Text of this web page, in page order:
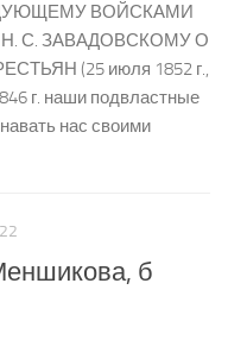
ВОЙСКАМИ
С. ЗАВАДОВСКОМУ О
(25 июля 1852 г.,
г. наши подвластные
нас своими
б